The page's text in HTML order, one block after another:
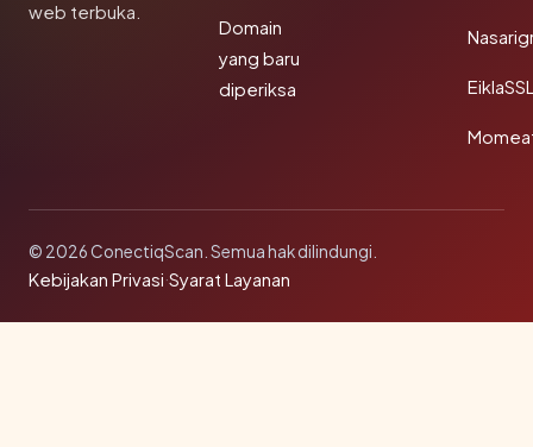
web terbuka.
Domain
yang baru
diperiksa
© 2026 ConectiqScan. Semua hak dilindungi.
Kebijakan Privasi·Syarat Layanan